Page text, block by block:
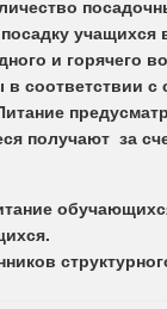
учащихся
и горячего
соответствии с
получают за